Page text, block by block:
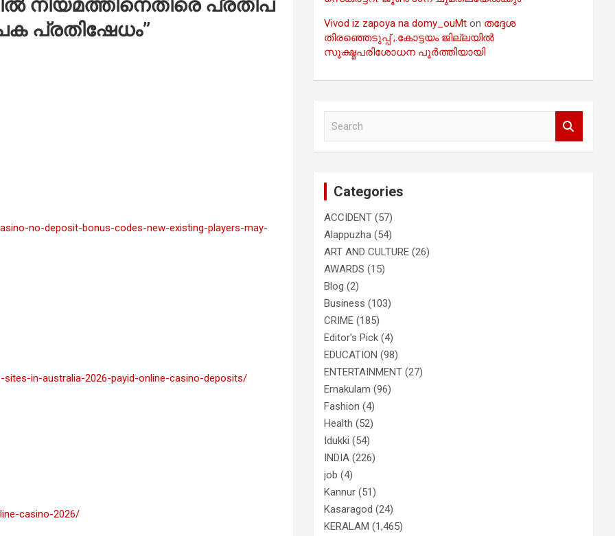
നി​യ​മ​ത്തി​നെ​തി​രെ പ്ര​തി​പ​
പ്ര​തി​ഷേ​ധം”
no-deposit-bonus-codes-new-existing-players-may-
in-australia-2026-payid-online-casino-deposits/
casino-2026/
Vivod iz zapoya na domy_ouMt on തദ്ദേശ
തിരഞ്ഞെടുപ്പ് ;.കോട്ടയം ജില്ലയിൽ
സൂക്ഷ്മപരിശോധന പൂർത്തിയായി
Categories
ACCIDENT (57)
Alappuzha (54)
ART AND CULTURE (26)
AWARDS (15)
Blog (2)
Business (103)
CRIME (185)
Editor's Pick (4)
EDUCATION (98)
ENTERTAINMENT (27)
Ernakulam (96)
Fashion (4)
Health (52)
Idukki (54)
INDIA (226)
job (4)
Kannur (51)
Kasaragod (24)
KERALAM (1,465)